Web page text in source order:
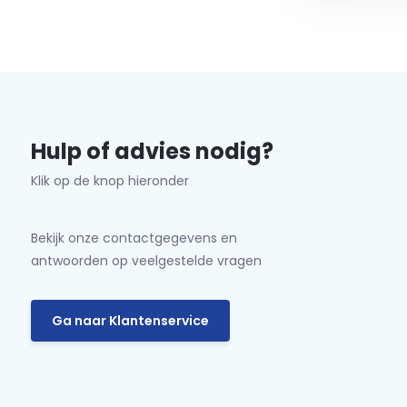
Hulp of advies nodig?
Klik op de knop hieronder
Bekijk onze contactgegevens en
antwoorden op veelgestelde vragen
Ga naar Klantenservice